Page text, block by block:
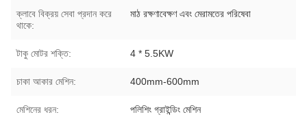
ক্লাবে বিক্রয় সেবা প্রদান করে
থাকে:
মাঠ রক্ষণাবেক্ষণ এবং মেরামতের পরিষেবা
টাকু মোটর শক্তি: 4 * 5.5KW
চাকা আকার মেশিন: 400mm-600mm
মেশিনের ধরন: পলিশিং গ্রাইন্ডিং মেশিন